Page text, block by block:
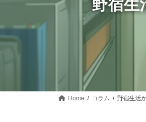
野宿生
Home コラム 野宿生活